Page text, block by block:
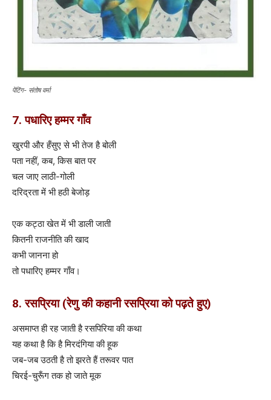
पेंटिंग- संतोष वर्मा
7. पधारिए हम्मर गाँव
खुरपी और हँसुए से भी तेज है बोली
पता नहीं, कब, किस बात पर
चल जाए लाठी-गोली
दरिद्रता में भी हठी बेजोड़
एक कट्ठा खेत में भी डाली जाती
कितनी राजनीति की खाद
कभी जानना हो
तो पधारिए हम्मर गाँव।
8. रसप्रिया (रेणु की कहानी रसप्रिया को पढ़ते हुए)
असमाप्त ही रह जाती है रसपिरिया की कथा
यह कथा है कि है मिरदंगिया की हूक
जब-जब उठती है तो झरते हैं तरूवर पात
चिरई-चुरूँग तक हो जाते मूक